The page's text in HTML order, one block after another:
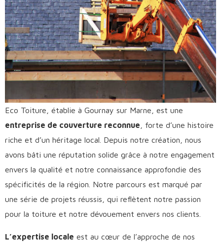
Eco Toiture, établie à Gournay sur Marne, est une
entreprise de couverture reconnue , forte d’une histoire
riche et d’un héritage local. Depuis notre création, nous
avons bâti une réputation solide grâce à notre engagement
envers la qualité et notre connaissance approfondie des
spécificités de la région. Notre parcours est marqué par
une série de projets réussis, qui reflètent notre passion
pour la toiture et notre dévouement envers nos clients.
L’expertise locale est au cœur de l’approche de nos